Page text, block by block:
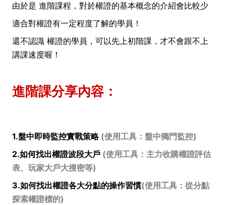
由於是 進階課程，對於權證的基本概念的介紹會比較少
適合對權證有一定程度了解的學員！
還不認識 權證的學員，可以先上初階課，才不會跟不上
講課速度喔！
進階課分享內容：
1.盤中即時監控實戰策略(使用工具：盤中獨門監控)
2.如何找出權證波段大戶 (使用工具：主力收購權證評估
表、玩家大戶大搜密等)
3.如何找出權證各大分點的操作習慣(使用工具：從分點
探索權證標的)